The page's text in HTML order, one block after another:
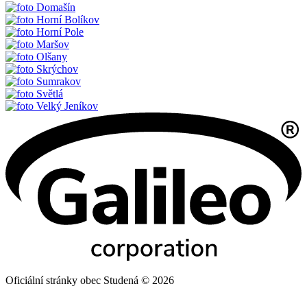
Domašín
Horní Bolíkov
Horní Pole
Maršov
Olšany
Skrýchov
Sumrakov
Světlá
Velký Jeníkov
Oficiální stránky obec Studená © 2026